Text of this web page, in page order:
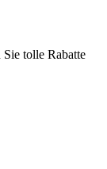
tolle Rabatte